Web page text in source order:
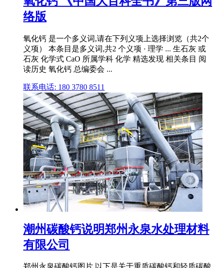
络版
氧化钙 是一个多义词,请在下列义项上选择浏览（共2个
义项） 本条目是多义词,共2 个义项 · 理学 ... 生石灰 或
石灰 化学式 CaO 所属学科 化学 精选发现 相关条目 阅
读历史 氧化钙 总编委会 ...
联系电话: 180 3780 8511
潮州碳酸钙说明郑州永泉水处理材料
有限公司